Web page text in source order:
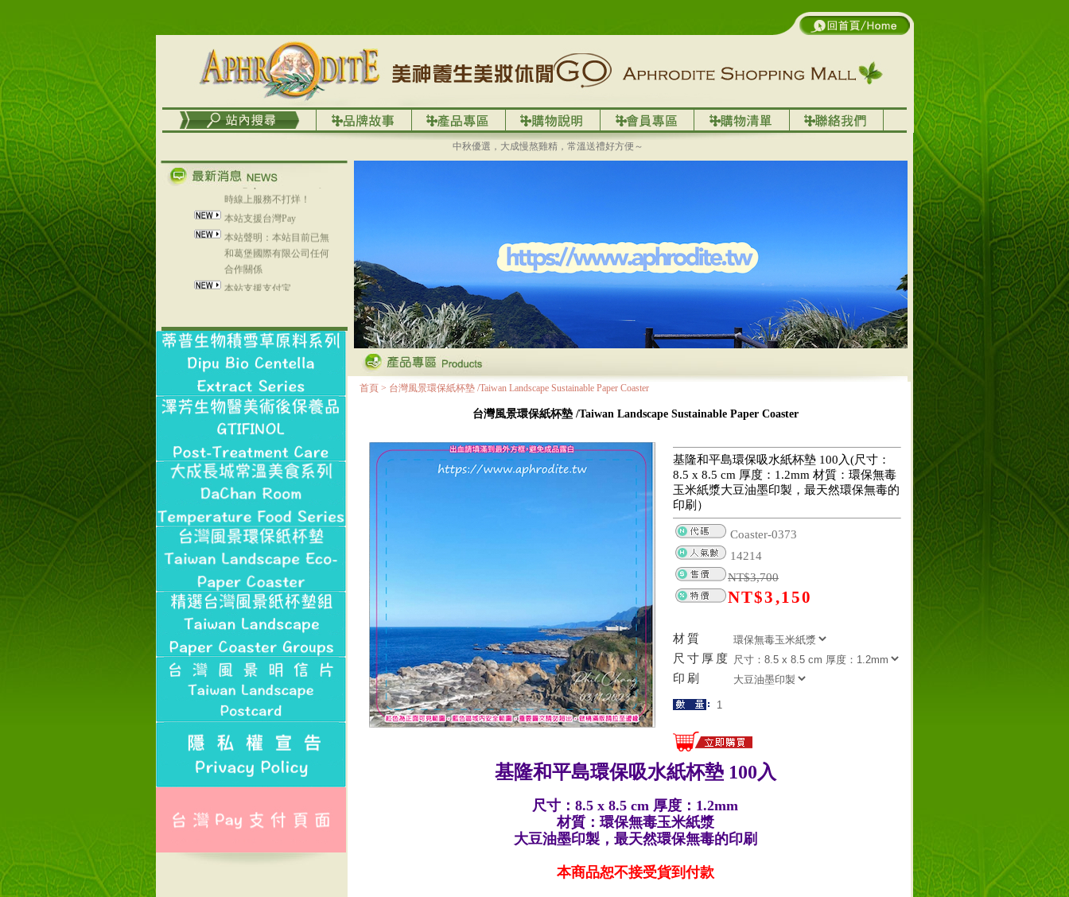
中秋優選，大成慢熬雞精，常溫送禮好方便～
地區～
在外租屋者、居住處無管
理員、不方便在工作地點
取件者，歡迎多多使用
【郵局i郵箱】的服務喔～
【i郵箱】設立的地點，請
進入內頁連結～
Line@aphrodite2020 24小
時線上服務不打烊！
本站支援台灣Pay
本站聲明：本站目前已無
和葛堡國際有限公司任何
合作關係
本站支援支付宝
2017年1月1日起，中国大
首頁 > 台灣風景環保紙杯墊 /Taiwan Landscape Sustainable Paper Coaster
台灣風景環保紙杯墊 /Taiwan Landscape Sustainable Paper Coaster
基隆和平島環保吸水紙杯墊 100入(尺寸：
8.5 x 8.5 cm 厚度：1.2mm 材質：環保無毒
玉米紙漿大豆油墨印製，最天然環保無毒的
印刷）
Coaster-0373
14214
NT$3,700
NT$3,150
材質
尺寸厚度
印刷
基隆和平島環保吸水紙杯墊 100入
尺寸：8.5 x 8.5 cm 厚度：1.2mm
材質：環保無毒玉米紙漿
大豆油墨印製，最天然環保無毒的印刷
本商品恕不接受貨到付款